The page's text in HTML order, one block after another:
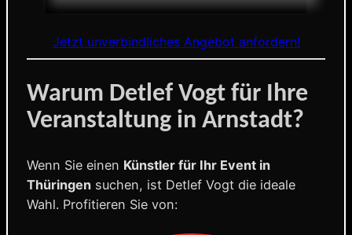
Jetzt unverbindliches Angebot anfordern!
Warum Detlef Vogt für Ihre
Veranstaltung in Arnstadt?
Wenn Sie einen Künstler für Ihr Event in
Thüringen suchen, ist Detlef Vogt die ideale
Wahl. Profitieren Sie von: